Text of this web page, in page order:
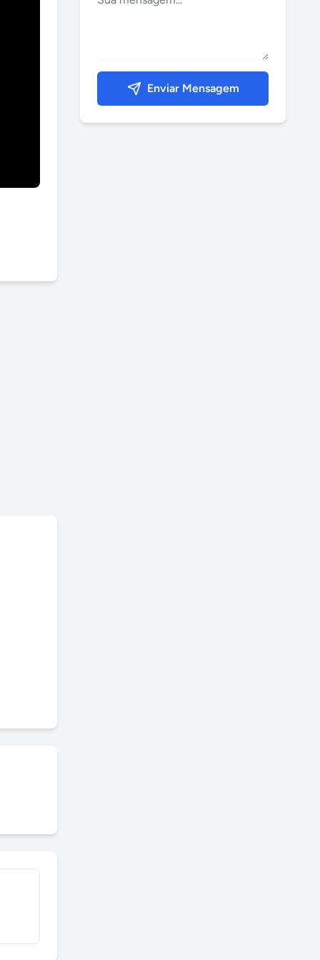
Enviar Mensagem